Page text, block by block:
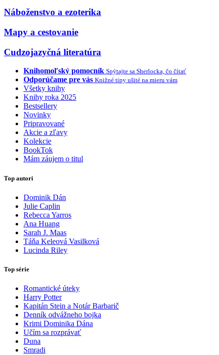
Náboženstvo a ezoterika
Mapy a cestovanie
Cudzojazyčná literatúra
Knihomoľský pomocník Spýtajte sa Sherlocka, čo čítať
Odporúčame pre vás Knižné tipy ušité na mieru vám
Všetky knihy
Knihy roka 2025
Bestsellery
Novinky
Pripravované
Akcie a zľavy
Kolekcie
BookTok
Mám záujem o titul
Top autori
Dominik Dán
Julie Caplin
Rebecca Yarros
Ana Huang
Sarah J. Maas
Táňa Keleová Vasilková
Lucinda Riley
Top série
Romantické úteky
Harry Potter
Kapitán Stein a Notár Barbarič
Denník odvážneho bojka
Krimi Dominika Dána
Učím sa rozprávať
Duna
Smradi